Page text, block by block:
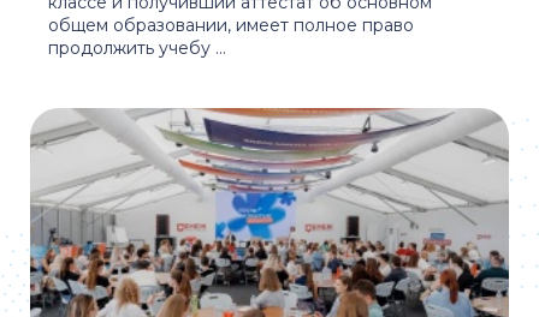
общем образовании, имеет полное право
продолжить учебу ...